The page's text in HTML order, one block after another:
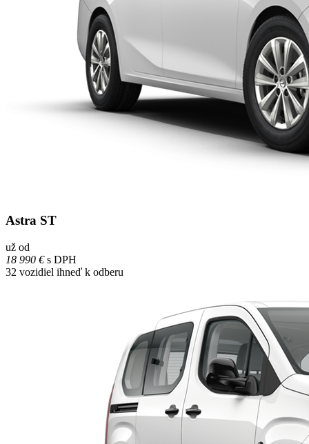
Astra ST
už od
18 990 €s DPH
32 vozidiel ihneď k odberu